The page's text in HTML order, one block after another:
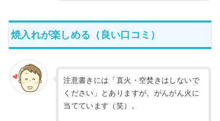
焼入れが楽しめる（良い口コミ）
注意書きには「直火・空焚きはしないで
ください」とありますが、がんがん火に
当てています（笑）。